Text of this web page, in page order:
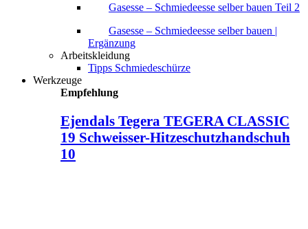
Gasesse – Schmiedeesse selber bauen Teil 2
Gasesse – Schmiedeesse selber bauen |
Ergänzung
Arbeitskleidung
Tipps Schmiedeschürze
Werkzeuge
Empfehlung
Ejendals Tegera TEGERA CLASSIC
19 Schweisser-Hitzeschutzhandschuh
10